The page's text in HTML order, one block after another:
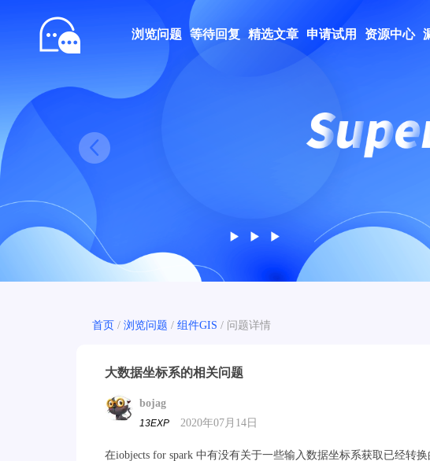
Prev
浏览问题 等待回复 精选文章 申请试用 资源中心
首页 / 浏览问题 / 组件GIS / 问题详情
大数据坐标系的相关问题
bojag
13EXP 2020年07月14日
在iobjects for spark 中有没有关于一些输入数据坐标系获取已经转